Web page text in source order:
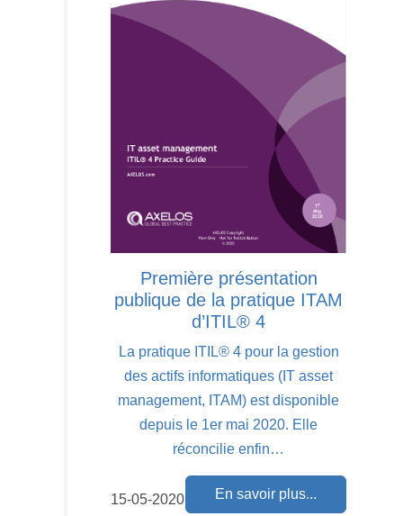
Première présentation
publique de la pratique ITAM
d’ITIL® 4
La pratique ITIL® 4 pour la gestion
des actifs informatiques (IT asset
management, ITAM) est disponible
depuis le 1er mai 2020. Elle
réconcilie enfin…
En savoir plus...
15-05-2020